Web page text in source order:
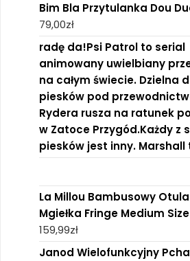
Bim Bla Przytulanka Dou
79,00zł
radę da!Psi Patrol to serial
animowany uwielbiany
na całym świecie. Dzielna
piesków pod
Rydera rusza na ratunek
w Zatoce Przygód.Każdy z
piesków jest inny.
La Millou Bambusowy
Mgiełka Fringe Medium
159,99zł
Janod Wielofunkcyjny